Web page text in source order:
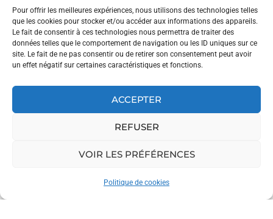
Pour offrir les meilleures expériences, nous utilisons des technologies telles
que les cookies pour stocker et/ou accéder aux informations des appareils.
Le fait de consentir à ces technologies nous permettra de traiter des
données telles que le comportement de navigation ou les ID uniques sur ce
site. Le fait de ne pas consentir ou de retirer son consentement peut avoir
un effet négatif sur certaines caractéristiques et fonctions.
ACCEPTER
REFUSER
VOIR LES PRÉFÉRENCES
Politique de cookies
démarche de ce directeur
artistique prometteur…
Dans le sud de l’Oise, où il
réside, Nelson a séduit
des entrepreneurs
soucieux d’apporter à leur
marque ce supplément
d’âme, qui manque
graphistes. Plusieurs